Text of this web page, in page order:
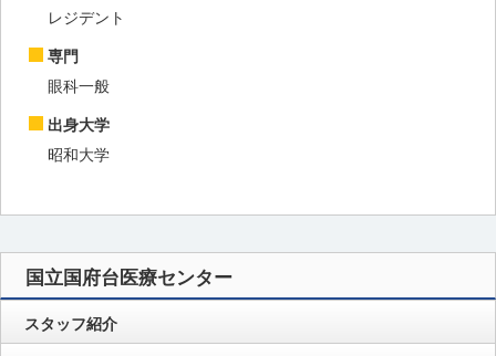
レジデント
専門
眼科一般
出身大学
昭和大学
国立国府台医療センター
スタッフ紹介